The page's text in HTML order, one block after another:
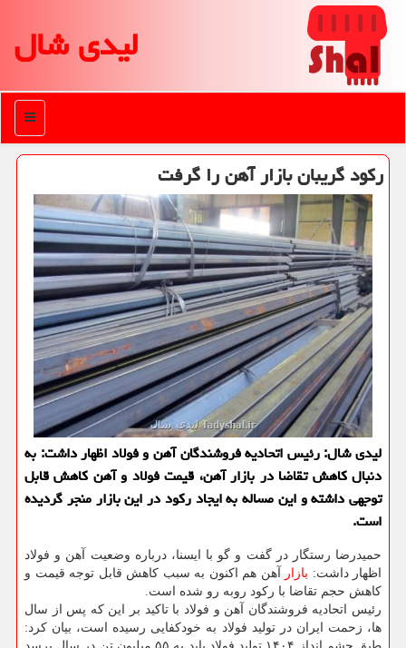
لیدی شال
منو
ركود گریبان بازار آهن را گرفت
لیدی شال: رئیس اتحادیه فروشندگان آهن و فولاد اظهار داشت: به
دنبال كاهش تقاضا در بازار آهن، قیمت فولاد و آهن كاهش قابل
توجهی داشته و این مساله به ایجاد ركود در این بازار منجر گردیده
است.
حمیدرضا رستگار در گفت و گو با ایسنا، درباره وضعیت آهن و فولاد
اظهار داشت: بازار
آهن هم اكنون به سبب كاهش قابل توجه قیمت و
كاهش حجم تقاضا با ركود روبه رو شده است.
رئیس اتحادیه فروشندگان آهن و فولاد با تاكید بر این كه پس از سال
ها، زحمت ایران در تولید فولاد به خودكفایی رسیده است، بیان كرد: